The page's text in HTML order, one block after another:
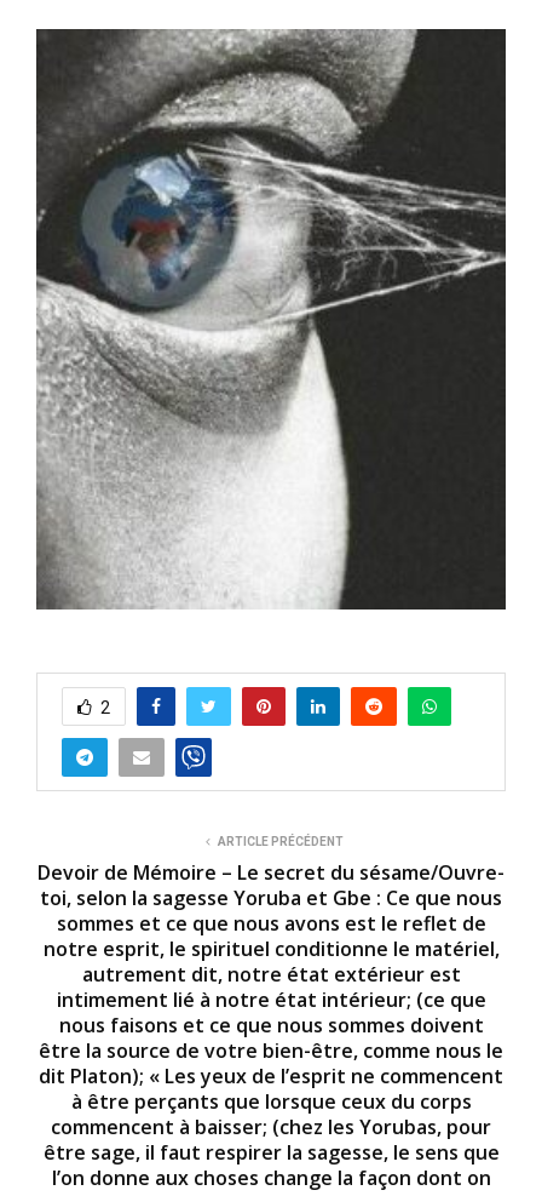
2
ARTICLE PRÉCÉDENT
Devoir de Mémoire – Le secret du sésame/Ouvre-
toi, selon la sagesse Yoruba et Gbe : Ce que nous
sommes et ce que nous avons est le reflet de
notre esprit, le spirituel conditionne le matériel,
autrement dit, notre état extérieur est
intimement lié à notre état intérieur; (ce que
nous faisons et ce que nous sommes doivent
être la source de votre bien-être, comme nous le
dit Platon); « Les yeux de l’esprit ne commencent
à être perçants que lorsque ceux du corps
commencent à baisser; (chez les Yorubas, pour
être sage, il faut respirer la sagesse, le sens que
l’on donne aux choses change la façon dont on